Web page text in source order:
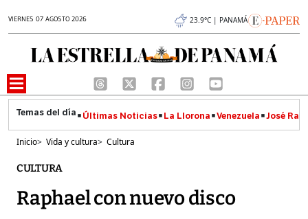
VIERNES 07 AGOSTO 2026 23.9°C | PANAMÁ
Últimas Noticias La Llorona Venezuela José
Inicio> Vida y cultura> Cultura
CULTURA
Raphael con nuevo disco